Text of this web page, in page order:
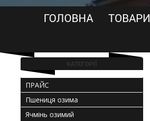
Реалізація
високоякісних
урожайних
сортів
озимої
м'якої
ГОЛОВНА ТОВАРИ
КАТЕГОРІЇ
ПРАЙС
Пшениця озима
Ячмінь озимий